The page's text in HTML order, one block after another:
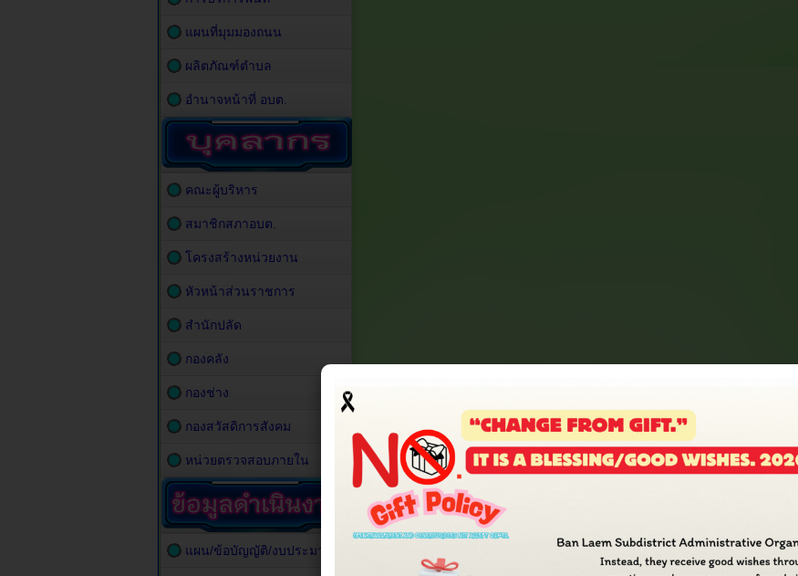
แผนที่มุมมองถนน
ผลิตภัณฑ์ตำบล
อำนาจหน้าที่ อบต.
คณะผู้บริหาร
สมาชิกสภาอบต.
โครงสร้างหน่วยงาน
หัวหน้าส่วนราชการ
สำนักปลัด
กองคลัง
กองช่าง
กองสวัสดิการสังคม
หน่วยตรวจสอบภายใน
แผน/ข้อบัญญัติ/งบประมาณ